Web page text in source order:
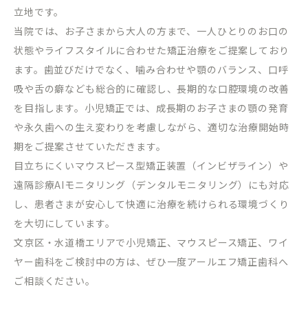
立地です。
当院では、お子さまから大人の方まで、一人ひとりのお口の
状態やライフスタイルに合わせた矯正治療をご提案しており
ます。歯並びだけでなく、噛み合わせや顎のバランス、口呼
吸や舌の癖なども総合的に確認し、長期的な口腔環境の改善
を目指します。小児矯正では、成長期のお子さまの顎の発育
や永久歯への生え変わりを考慮しながら、適切な治療開始時
期をご提案させていただきます。
目立ちにくいマウスピース型矯正装置（インビザライン）や
遠隔診療AIモニタリング（デンタルモニタリング）にも対応
し、患者さまが安心して快適に治療を続けられる環境づくり
を大切にしています。
文京区・水道橋エリアで小児矯正、マウスピース矯正、ワイ
ヤー歯科をご検討中の方は、ぜひ一度アールエフ矯正歯科へ
ご相談ください。